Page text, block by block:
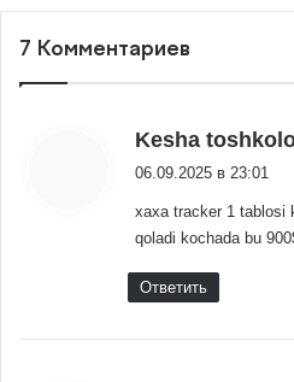
7 Комментариев
Kesha
06.09.2025 в 23:01
xaxa tracker 1 tablosi
qoladi kochada bu
Ответить